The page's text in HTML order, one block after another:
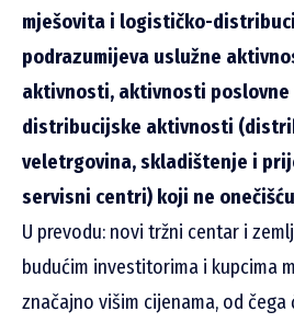
mješovita i logističko-
podrazumijeva uslužne
aktivnosti, aktivnosti
distribucijske aktivnosti
veletrgovina, skladištenje i
servisni centri) koji ne
U prevodu: novi tržni centar i
budućim investitorima i kupcima
značajno višim cijenama, od